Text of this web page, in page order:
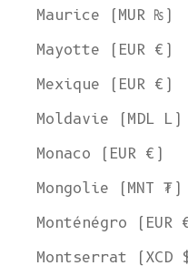
Maurice (MUR ₨)
Mayotte (EUR €)
Mexique (EUR €)
Moldavie (MDL L)
Monaco (EUR €)
Mongolie (MNT ₮)
Monténégro (EUR
Montserrat (XCD